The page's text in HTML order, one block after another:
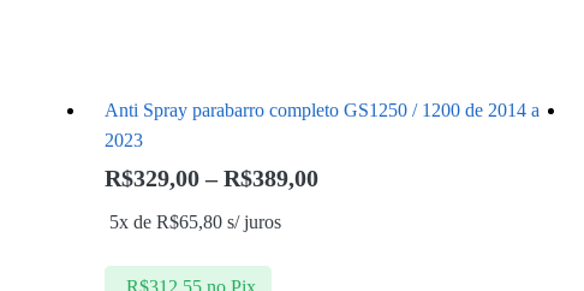
Anti Spray parabarro completo GS1250 / 1200 de 2014 a
2023
R$329,00 – R$389,00Faixa
5x deR$65,80 s/ juros